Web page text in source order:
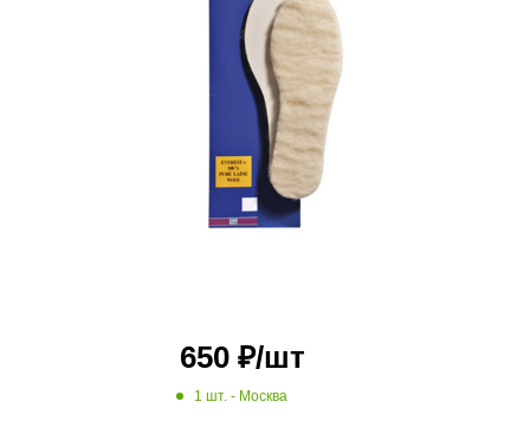
650₽/шт
1 шт. - Москва